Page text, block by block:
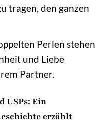
tragen, den ganzen
Perlen stehen
und Liebe
Partner.
USPs: Ein
erzählt